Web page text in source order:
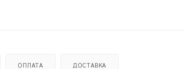
ОПЛАТА ДОСТАВКА